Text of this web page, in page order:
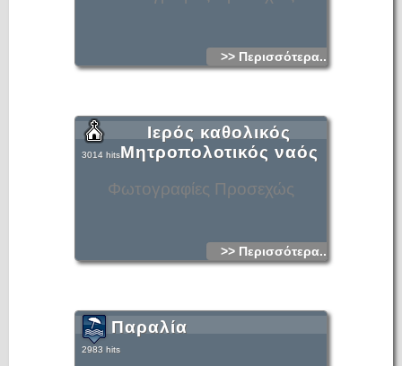
>> Περισσότερα...
Φωτογραφίες Προσεχώς
Ιερός καθολικός
Μητροπολοτικός ναός
3014 hits
>> Περισσότερα...
Παραλία
2983 hits